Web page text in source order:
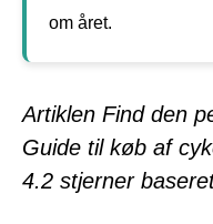
om året.
Artiklen Find den
Guide til køb af
4.2 stjerner